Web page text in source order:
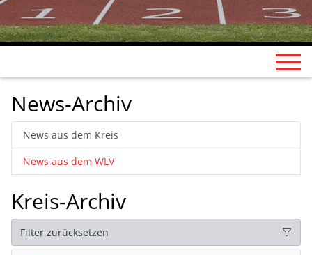
News-Archiv
News aus dem Kreis
News aus dem WLV
Kreis-Archiv
Filter zurücksetzen